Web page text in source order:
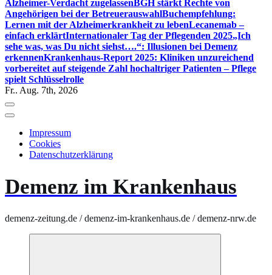
Alzheimer-Verdacht zugelassenBGH stärkt Rechte von
Angehörigen bei der BetreuerauswahlBuchempfehlung:
Lernen mit der Alzheimerkrankheit zu lebenLecanemab –
einfach erklärtInternationaler Tag der Pflegenden 2025„Ich
sehe was, was Du nicht siehst….“: Illusionen bei Demenz
erkennenKrankenhaus-Report 2025: Kliniken unzureichend
vorbereitet auf steigende Zahl hochaltriger Patienten – Pflege
spielt Schlüsselrolle
Fr.. Aug. 7th, 2026
Impressum
Cookies
Datenschutzerklärung
Demenz im Krankenhaus
demenz-zeitung.de / demenz-im-krankenhaus.de / demenz-nrw.de